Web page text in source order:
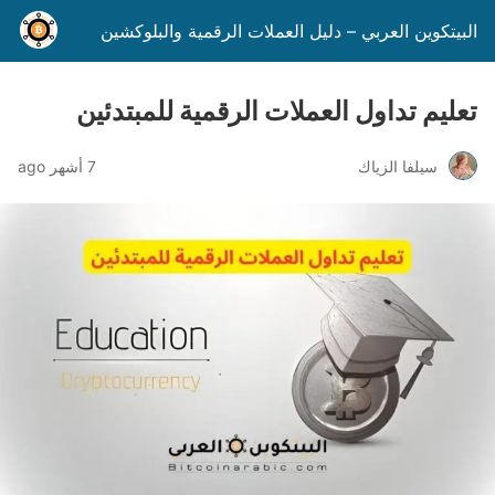
البيتكوين العربي – دليل العملات الرقمية والبلوكشين
تعليم تداول العملات الرقمية للمبتدئين
سيلفا الزياك 7 أشهر ago